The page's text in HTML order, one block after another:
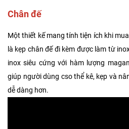
Chân đế
Một thiết kế mang tính tiện ích khi
là kẹp chân đế đi kèm được làm từ
inox siêu cứng với hàm lượng
giúp người dùng cso thể kê, kẹp và
dễ dàng hơn.